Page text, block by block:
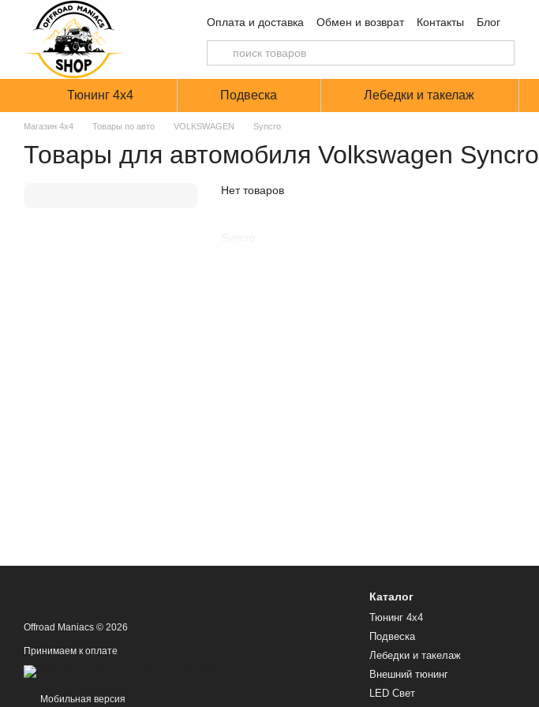
Перейти к основному контенту
Оплата и доставка Обмен и возврат Контакты Блог
Тюнинг 4х4 Подвеска Лебедки и такелаж
Магазин 4х4 Товары по авто VOLKSWAGEN Syncro
Товары для автомобиля Volkswagen Syncro
Нет товаров
Offroad Maniacs © 2026
Принимаем к оплате
Мобильная версия
Каталог
Тюнинг 4х4
Подвеска
Лебедки и такелаж
Внешний тюнинг
LED Cвет